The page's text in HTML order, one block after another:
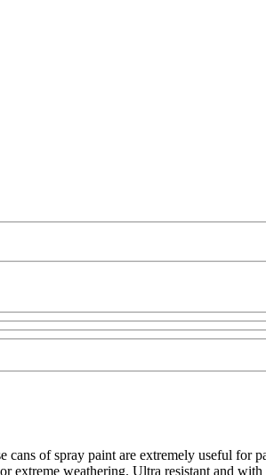
of spray paint are extremely useful for
extreme weathering. Ultra resistant and with